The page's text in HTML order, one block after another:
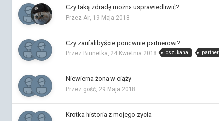
Czy taką zdradę można usprawiedliwić?
Przez Air, 19 Maja 2018
Czy zaufalibyście ponownie partnerowi?
Przez Brunetka, 24 Kwietnia 2018 oszukana partner
Niewierna żona w ciąży
Przez gość, 29 Maja 2018
Krotka historia z mojego zycia